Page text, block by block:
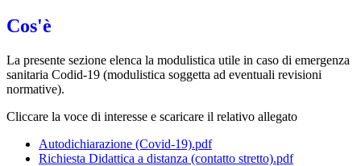
Cos'è
La presente sezione elenca la modulistica utile in caso di emergenza
sanitaria Codid-19 (modulistica soggetta ad eventuali revisioni
normative).
Cliccare la voce di interesse e scaricare il relativo allegato
Autodichiarazione (Covid-19).pdf
Richiesta Didattica a distanza (contatto stretto).pdf